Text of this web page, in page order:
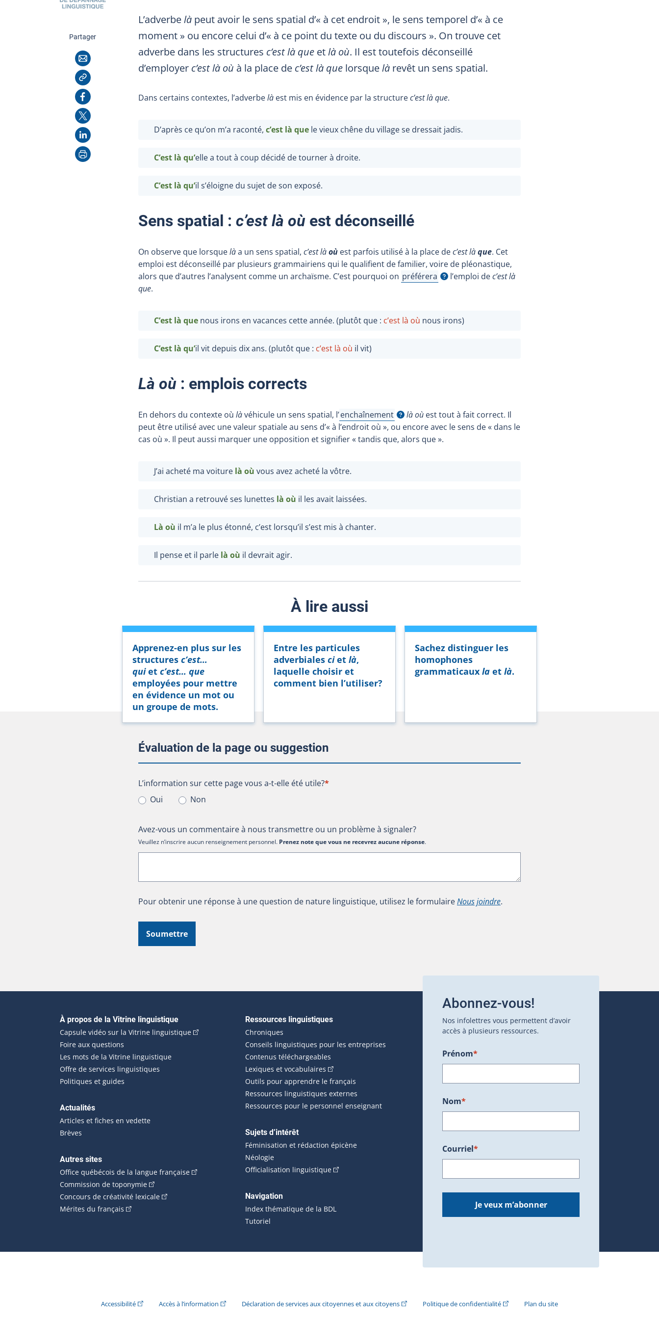
Partagercette page
Courriel
Copier l'adresse
Facebook
X
LinkedIn
Imprimer
L’adverbelà peut avoir le sens spatial d’« à cet endroit », le sens temporel d’« à ce
moment » ou encore celui d’« à ce point du texte ou du discours ». On trouve cet
adverbe dans les structures c’est là que etlà où. Il est toutefois déconseillé
d’employer c’est là où à la place de c’est là que lorsquelà revêt un sens spatial.
Dans certains contextes, l’adverbelà est mis en évidence par la structurec’est là que.
D’après ce qu’on m’a raconté, c’est là que le vieux chêne du village se dressait jadis.
C’est là qu’elle a tout à coup décidé de tourner à droite.
C’est là qu’il s’éloigne du sujet de son exposé.
Sens spatial : c’est là où est déconseillé
On observe que lorsquelàa un sens spatial, c’est làoù est parfois utilisé à la place dec’est làque. Cet
emploi est déconseillé par plusieurs grammairiens qui le qualifient de familier, voire de pléonastique,
alors que d’autres l’analysent comme un archaïsme. C’est pourquoi on préférera
Afficher l'infobulle
l’emploi dec’est là
que.
C’est là que nous irons en vacances cette année. (plutôt que : c’est là où nous irons)
C’est là qu’il vit depuis dix ans. (plutôt que : c’est là où il vit)
Là où : emplois corrects
En dehors du contexte où làvéhicule un sens spatial, l’enchaînement
Afficher l'infobullelà où est tout à fait correct. Il
peut être utilisé avec une valeur spatiale au sens d’« à l’endroit où », ou encore avec le sens de « dans le
cas où ». Il peut aussi marquer une opposition et signifier « tandis que, alors que ».
J’ai acheté ma voiture là où vous avez acheté la vôtre.
Christian a retrouvé ses lunettes là où il les avait laissées.
Là où il m’a le plus étonné, c’est lorsqu’il s’est mis à chanter.
Il pense et il parle là où il devrait agir.
À lire aussi
Apprenez-en plus sur les
structures c’est…
quiet c’est… que
employées pour mettre
en évidence un mot ou
un groupe de mots.
Entre les particules
adverbiales ciet là,
laquelle choisir et
comment bien l’utiliser?
Sachez distinguer les
homophones
grammaticaux la et là.
Évaluation de la page ou suggestion
L’information sur cette page vous a-t-elle été utile?
L’information sur cette page vous a-t-elle été utile?*
Oui
Non
Avez-vous un commentaire à nous transmettre ou un problème à signaler?
Veuillez n’inscrire aucun renseignement personnel. Prenez note que vous ne recevrez aucune réponse.
Pour obtenir une réponse à une question de nature linguistique, utilisez le formulaireNous joindre.
Soumettre
Navigation principale
À propos de la Vitrine linguistique
Capsule vidéo sur la Vitrine linguistique(Cet hyperlien externe s'ouvrira dans une nouvelle fenêtre.)
Foire aux questions
Les mots de la Vitrine linguistique
Offre de services linguistiques
Politiques et guides
Actualités
Articles et fiches en vedette
Brèves
Autres sites
Office québécois de la langue française(Cet hyperlien externe s'ouvrira dans une nouvelle fenêtre.)
Commission de toponymie(Cet hyperlien externe s'ouvrira dans une nouvelle fenêtre.)
Concours de créativité lexicale(Cet hyperlien externe s'ouvrira dans une nouvelle fenêtre.)
Mérites du français (Cet hyperlien externe s'ouvrira dans une nouvelle fenêtre.)
Ressources linguistiques
Chroniques
Conseils linguistiques pour les entreprises
Contenus téléchargeables
Lexiques et vocabulaires (Cet hyperlien externe s'ouvrira dans une nouvelle fenêtre.)
Outils pour apprendre le français
Ressources linguistiques externes
Ressources pour le personnel enseignant
Sujets d’intérêt
Féminisation et rédaction épicène
Néologie
Officialisation linguistique(Cet hyperlien externe s'ouvrira dans une nouvelle fenêtre.)
Navigation
Index thématique de la BDL
Tutoriel
Abonnez-vous!
Nos infolettres vous permettent d’avoir
accès à plusieurs ressources.
Prénom*
Nom*
Courriel*
Je veux m’abonner
Accessibilité(Cet hyperlien externe s'ouvrira dans une nouvelle fenêtre.)
Accès à l’information (Cet hyperlien externe s'ouvrira dans une nouvelle fenêtre.)
Déclaration de services aux citoyennes et aux citoyens(Cet hyperlien externe s'ouvrira dans une nouvelle fenêtre.)
Politique de confidentialité(Cet hyperlien externe s'ouvrira dans une nouvelle
Plan du site